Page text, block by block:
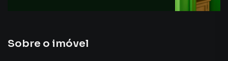
Sobre o imóvel